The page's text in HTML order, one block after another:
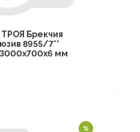
Брекчия
8955/7**
мм